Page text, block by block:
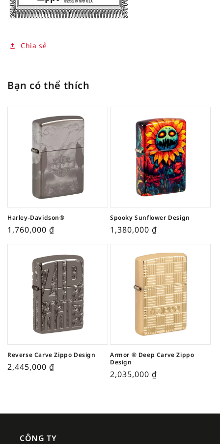
Chia sẻ
Bạn có thể thích
Harley-Davidson®
1,760,000 ₫
Spooky Sunflower Design
1,380,000 ₫
Reverse Carve Zippo Design
2,445,000 ₫
Armor ® Deep Carve Zippo
Design
2,035,000 ₫
CÔNG TY